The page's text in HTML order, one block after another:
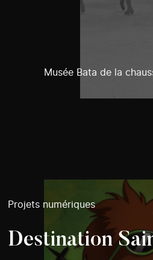
Musée Bata de la
Projets numériques
Destination